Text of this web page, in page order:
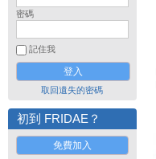
密碼
記住我
取回遺失的密碼
初到 FRIDAE？
免費加入